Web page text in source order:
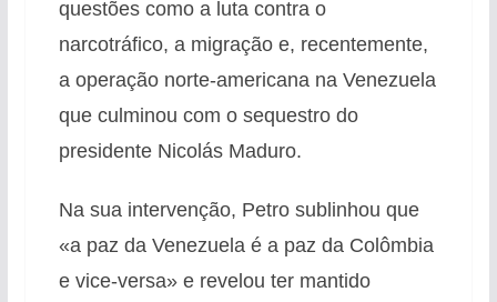
questões como a luta contra o
narcotráfico, a migração e, recentemente,
a operação norte-americana na Venezuela
que culminou com o sequestro do
presidente Nicolás Maduro.
Na sua intervenção, Petro sublinhou que
«a paz da Venezuela é a paz da Colômbia
e vice-versa» e revelou ter mantido